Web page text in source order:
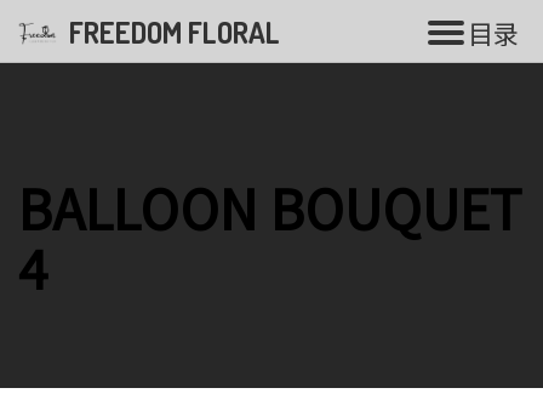
FREEDOM FLORAL 目录
花束系列
香皂花
开张花篮
BALLOON BOUQUET
4